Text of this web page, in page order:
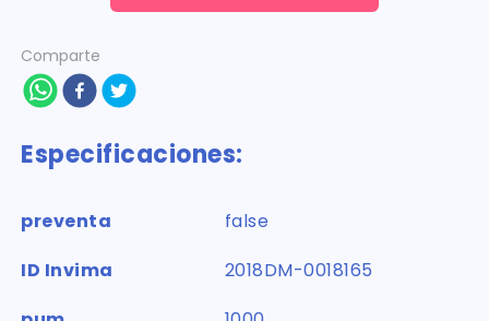
Comparte
Especificaciones:
preventa
false
ID Invima
2018DM-0018165